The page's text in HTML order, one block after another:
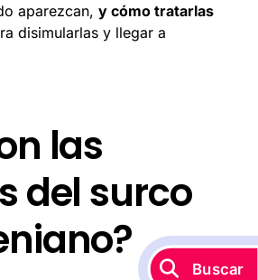
aparezcan, y cómo tratarlas
disimularlas y llegar a
las
del surco
Buscar